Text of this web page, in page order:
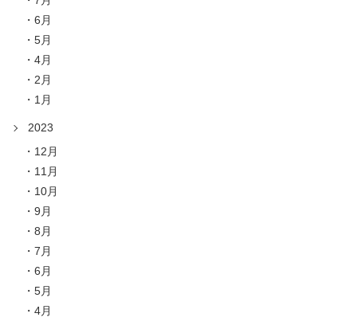
6月
5月
4月
2月
1月
2023
12月
11月
10月
9月
8月
7月
6月
5月
4月